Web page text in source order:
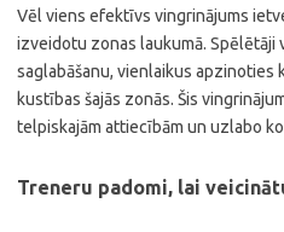
Vēl viens efektīvs vingrinājums
izveidotu zonas laukumā. Spēlētāji
saglabāšanu, vienlaikus apzinoties
kustības šajās zonās. Šis
telpiskajām attiecībām un uzlabo
Treneru padomi, lai